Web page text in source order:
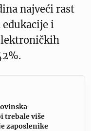
najveći rast
i
trebale više
zaposlenike